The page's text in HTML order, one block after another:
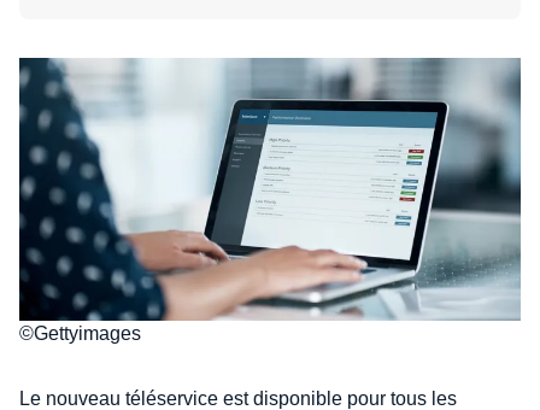
©Gettyimages
Le nouveau téléservice est disponible pour tous les